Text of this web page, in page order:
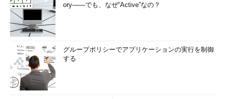
以下のスリープ状態はこのシステムでは利用できません:
スタンバイ (S2)
システム ファームウェアはこのスタンバイ状態をサポ
…（以下省略）…
高速スタートアップの仕組み
ory――でも、なぜ“Active”なの？
グループポリシーでアプリケーションの実行を制御
する